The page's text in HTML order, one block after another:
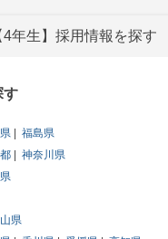
4年生】採用情報を探す
す
福島県
神奈川県
県